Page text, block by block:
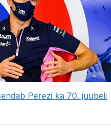
Perezi ka 70. juubeli